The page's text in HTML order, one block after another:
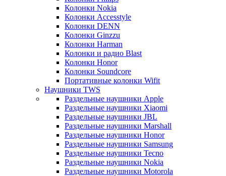
Колонки Nokia
Колонки Accesstyle
Колонки DENN
Колонки Ginzzu
Колонки Harman
Колонки и радио Blast
Колонки Honor
Колонки Soundcore
Портативные колонки Wifit
Наушники TWS
Раздельные наушники Apple
Раздельные наушники Xiaomi
Раздельные наушники JBL
Раздельные наушники Marshall
Раздельные наушники Honor
Раздельные наушники Samsung
Раздельные наушники Tecno
Раздельные наушники Nokia
Раздельные наушники Motorola